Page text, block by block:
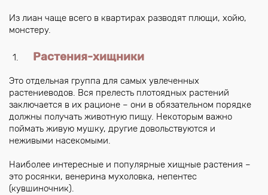
Из лиан чаще всего в квартирах разводят плющи, хойю,
монстеру.
Растения-хищники
Это отдельная группа для самых увлеченных
растениеводов. Вся прелесть плотоядных растений
заключается в их рационе – они в обязательном порядке
должны получать животную пищу. Некоторым важно
поймать живую мушку, другие довольствуются и
неживыми насекомыми.
Наиболее интересные и популярные хищные растения –
это росянки, венерина мухоловка, непентес
(кувшиночник).